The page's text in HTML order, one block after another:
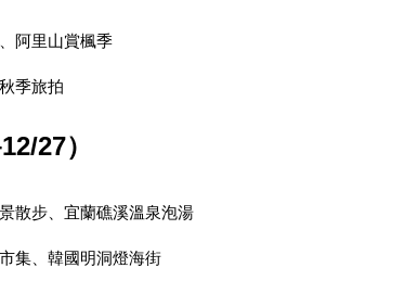
阿里山賞楓季
季旅拍
27）
散步、宜蘭礁溪溫泉泡湯
集、韓國明洞燈海街